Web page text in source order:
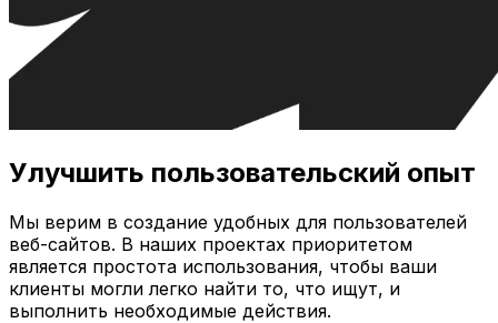
Улучшить пользовательский опыт
Мы верим в создание удобных для пользователей
веб-сайтов. В наших проектах приоритетом
является простота использования, чтобы ваши
клиенты могли легко найти то, что ищут, и
выполнить необходимые действия.